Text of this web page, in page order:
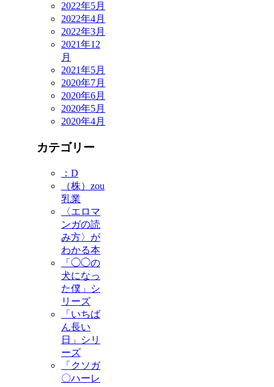
2022年5月
2022年4月
2022年3月
2021年12
月
2021年5月
2020年7月
2020年6月
2020年5月
2020年4月
カテゴリー
：D
（株）zou
乳業
〈エロマ
ンガの読
み方〉が
わかる本
「◯◯の
犬になっ
た僕」シ
リーズ
「いちば
ん長い
日」シリ
ーズ
「クソガ
〇ハーレ